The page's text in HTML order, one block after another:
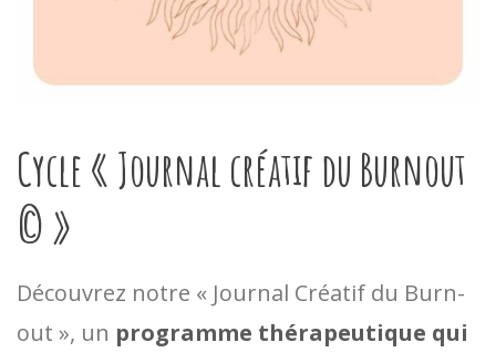
Cycle « Journal créatif du Burnout
© »
Découvrez notre « Journal Créatif du Burn-
out », un programme thérapeutique qui